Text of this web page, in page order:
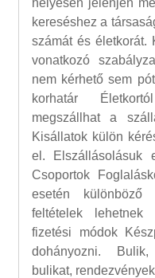
kereséshez a
számát és életkorát.
vonatkozó
nem kérhető sem
korhatár
megszállhat a
Kisállatok külön
el. Elszállásolásuk
Csoportok
esetén
feltételek lehetnek
fizetési módok
dohányozni.
bulikat,